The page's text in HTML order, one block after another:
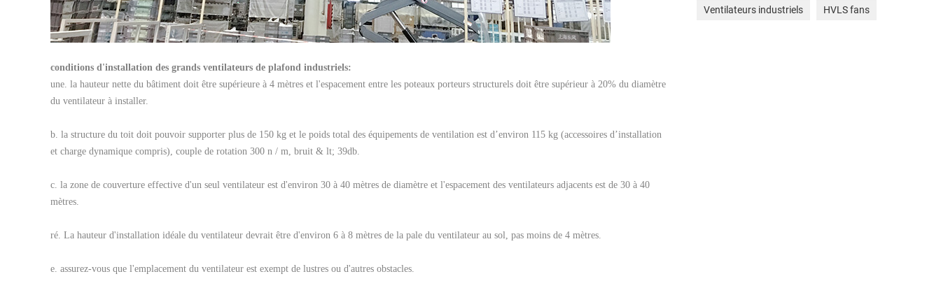
Ventilateurs industriels HVLS fans
conditions d'installation des grands ventilateurs de plafond industriels:
une. la hauteur nette du bâtiment doit être supérieure à 4 mètres et l'espacement entre les poteaux porteurs structurels doit être supérieur à 20% du diamètre
du ventilateur à installer.
b. la structure du toit doit pouvoir supporter plus de 150 kg et le poids total des équipements de ventilation est d’environ 115 kg (accessoires d’installation
et charge dynamique compris), couple de rotation 300 n / m, bruit & lt; 39db.
c. la zone de couverture effective d'un seul ventilateur est d'environ 30 à 40 mètres de diamètre et l'espacement des ventilateurs adjacents est de 30 à 40
mètres.
ré. La hauteur d'installation idéale du ventilateur devrait être d'environ 6 à 8 mètres de la pale du ventilateur au sol, pas moins de 4 mètres.
e. assurez-vous que l'emplacement du ventilateur est exempt de lustres ou d'autres obstacles.